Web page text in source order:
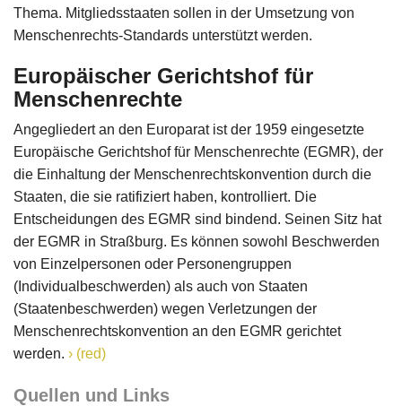
Thema. Mitgliedsstaaten sollen in der Umsetzung von
Menschenrechts-Standards unterstützt werden.
Europäischer Gerichtshof für
Menschenrechte
Angegliedert an den Europarat ist der 1959 eingesetzte
Europäische Gerichtshof für Menschenrechte (EGMR), der
die Einhaltung der Menschenrechtskonvention durch die
Staaten, die sie ratifiziert haben, kontrolliert. Die
Entscheidungen des EGMR sind bindend. Seinen Sitz hat
der EGMR in Straßburg. Es können sowohl Beschwerden
von Einzelpersonen oder Personengruppen
(Individualbeschwerden) als auch von Staaten
(Staatenbeschwerden) wegen Verletzungen der
Menschenrechtskonvention an den EGMR gerichtet
werden.
(red)
Quellen und Links